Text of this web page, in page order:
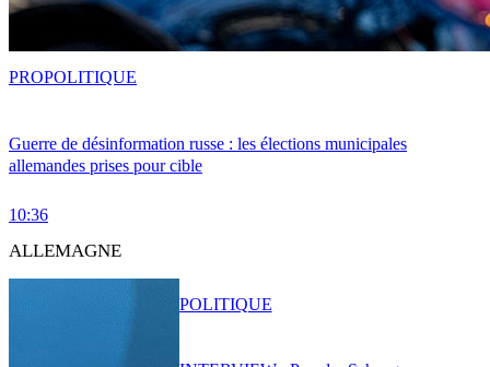
Guerre de désinformation russe : les élections municipales
allemandes prises pour cible
10:36
PROPOLITIQUE
ALLEMAGNE
POLITIQUE